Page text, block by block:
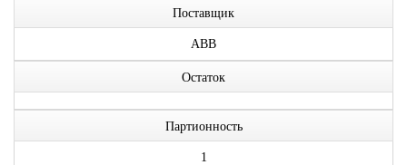
Поставщик
ABB
Остаток
Партионность
1